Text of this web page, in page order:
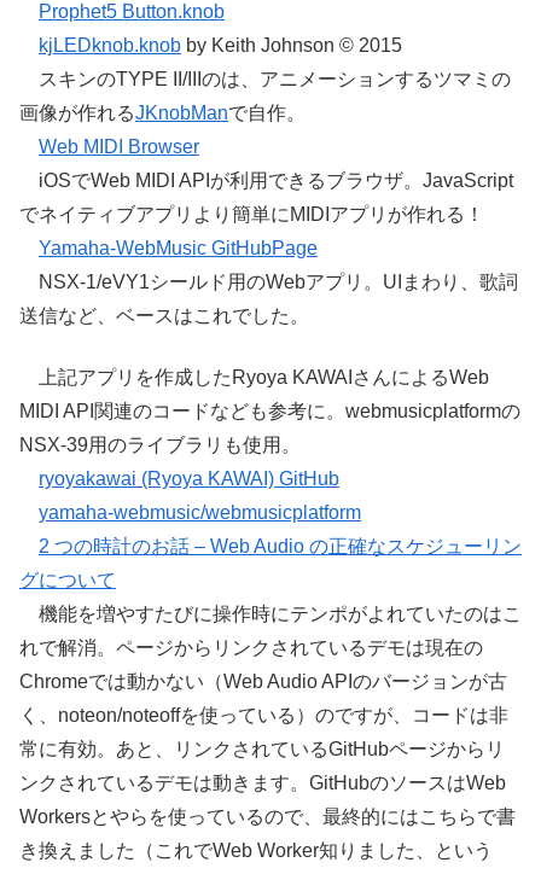
Prophet5 Button.knob
kjLEDknob.knob by Keith Johnson © 2015
スキンのTYPE II/IIIのは、アニメーションするツマミの
画像が作れるJKnobManで自作。
Web MIDI Browser
iOSでWeb MIDI APIが利用できるブラウザ。JavaScript
でネイティブアプリより簡単にMIDIアプリが作れる！
Yamaha-WebMusic GitHubPage
NSX-1/eVY1シールド用のWebアプリ。UIまわり、歌詞
送信など、ベースはこれでした。
上記アプリを作成したRyoya KAWAIさんによるWeb
MIDI API関連のコードなども参考に。webmusicplatformの
NSX-39用のライブラリも使用。
ryoyakawai (Ryoya KAWAI) GitHub
yamaha-webmusic/webmusicplatform
2 つの時計のお話 – Web Audio の正確なスケジューリン
グについて
機能を増やすたびに操作時にテンポがよれていたのはこ
れで解消。ページからリンクされているデモは現在の
Chromeでは動かない（Web Audio APIのバージョンが古
く、noteon/noteoffを使っている）のですが、コードは非
常に有効。あと、リンクされているGitHubページからリ
ンクされているデモは動きます。GitHubのソースはWeb
Workersとやらを使っているので、最終的にはこちらで書
き換えました（これでWeb Worker知りました、という